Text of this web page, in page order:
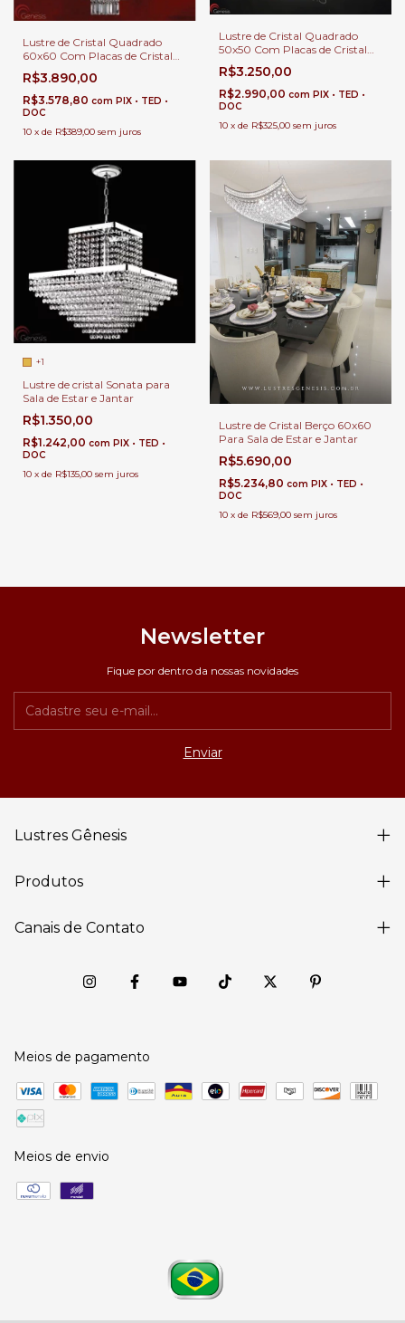
Lustre de Cristal Quadrado
60x60 Com Placas de Cristal
para Mesa de Sala e Jantar.
R$3.890,00
R$3.578,80 com PIX • TED •
DOC
10 x de R$389,00 sem juros
Lustre de Cristal Quadrado
50x50 Com Placas de Cristal
para Mesa de Sala e Jantar.
R$3.250,00
R$2.990,00 com PIX • TED •
DOC
10 x de R$325,00 sem juros
+1
Lustre de cristal Sonata para
Sala de Estar e Jantar
R$1.350,00
R$1.242,00 com PIX • TED •
DOC
10 x de R$135,00 sem juros
Lustre de Cristal Berço 60x60
Para Sala de Estar e Jantar
R$5.690,00
R$5.234,80 com PIX • TED •
DOC
10 x de R$569,00 sem juros
Newsletter
Fique por dentro da nossas novidades
Lustres Gênesis
Produtos
Canais de Contato
Meios de pagamento
Meios de envio